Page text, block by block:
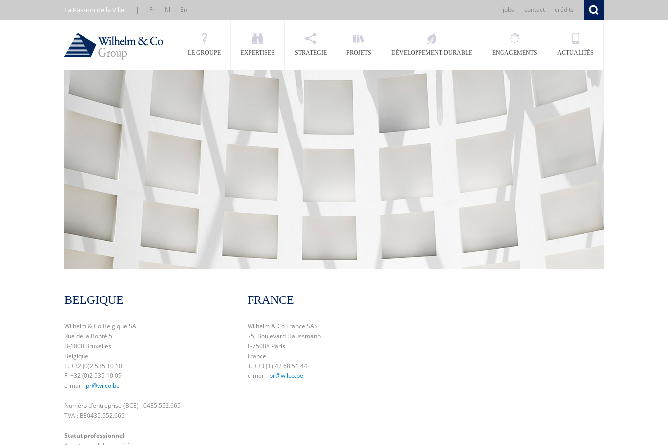
La Passion de la Ville | Fr Nl En jobs contact crédits
LE GROUPE EXPERTISES STRATÉGIE PROJETS DÉVELOPPEMENT DURABLE ENGAGEMENTS ACTUALITÉS
BELGIQUE
Wilhelm & Co Belgique SA
Rue de la Bonté 5
B-1000 Bruxelles
Belgique
T. +32 (0)2 535 10 10
F. +32 (0)2 535 10 09
e-mail : pr@wilco.be
Numéro d’entreprise (BCE) : 0435.552.665 ·
TVA : BE0435.552.665
Statut professionnel
FRANCE
Wilhelm & Co France SAS
75, Boulevard Haussmann
F-75008 Paris
France
T. +33 (1) 42 68 51 44
e-mail : pr@wilco.be